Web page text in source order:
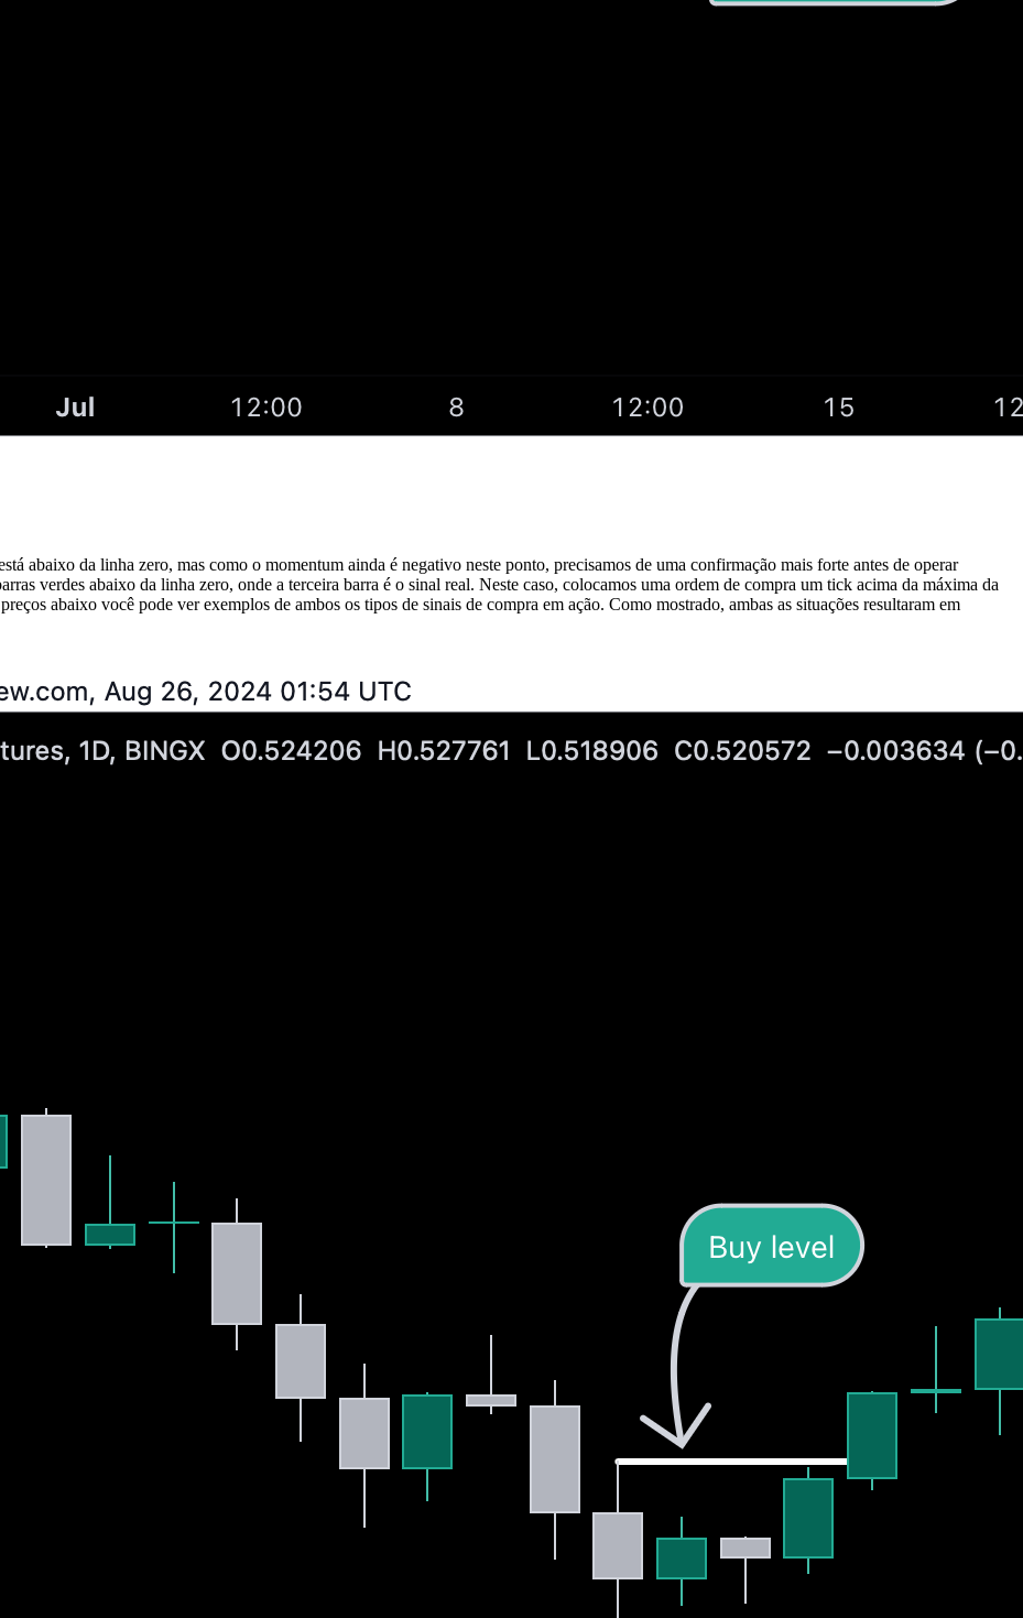
abaixo da linha zero, mas como o momentum ainda é negativo neste ponto, precisamos de uma confirmação mais forte antes de operar
verdes abaixo da linha zero, onde a terceira barra é o sinal real. Neste caso, colocamos uma ordem de compra um tick acima da máxima da
abaixo você pode ver exemplos de ambos os tipos de sinais de compra em ação. Como mostrado, ambas as situações resultaram em